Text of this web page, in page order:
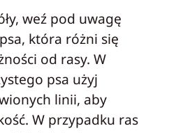
weź pod uwagę
która różni się
od rasy. W
psa użyj
linii, aby
W przypadku ras